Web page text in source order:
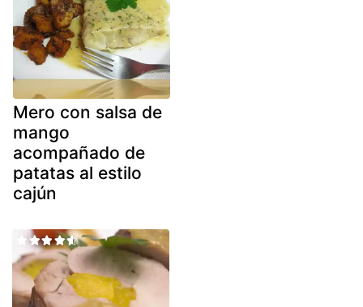
Mero con salsa de
mango
acompañado de
patatas al estilo
cajún